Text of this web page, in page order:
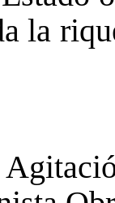
la